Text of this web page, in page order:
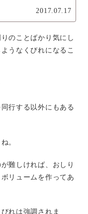
2017.07.17
のことばかり気にし
うなくびれになるこ
行する以外にもある
。
難しければ、おしり
リュームを作ってあ
れは強調されま